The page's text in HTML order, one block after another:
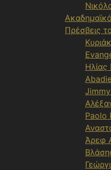
Πρέσβεις
Paolo
Άρεφ